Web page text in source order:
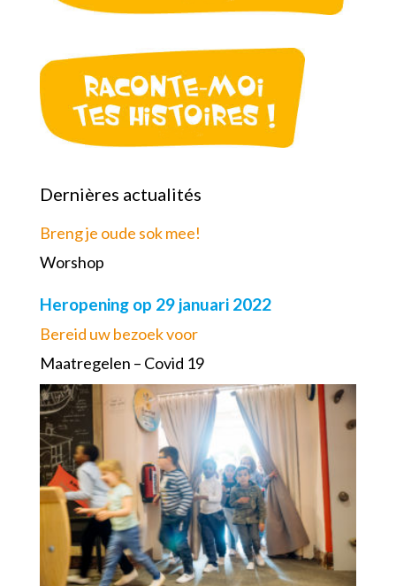
Dernières actualités
Breng je oude sok mee!
Worshop
Heropening op 29 januari 2022
Bereid uw bezoek voor
Maatregelen – Covid 19